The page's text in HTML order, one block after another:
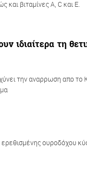
και βιταμίνες Α, C και Ε.
ιδιαίτερα τη
την αναρρωση απο το
ουροδόχου